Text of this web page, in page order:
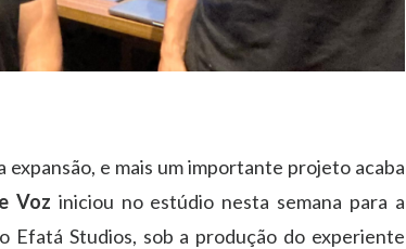
e mais um importante projeto acaba
Voz iniciou no estúdio nesta semana para a
Efatá Studios, sob a produção do experiente